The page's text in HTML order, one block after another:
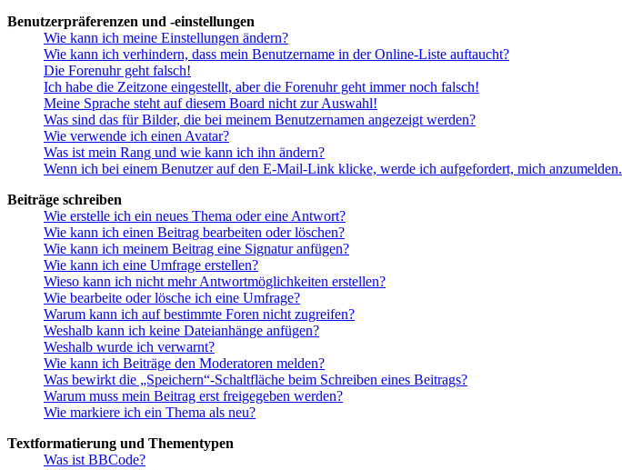
Benutzerpräferenzen und -einstellungen
Wie kann ich meine Einstellungen ändern?
Wie kann ich verhindern, dass mein Benutzername in der Online-Liste auftaucht?
Die Forenuhr geht falsch!
Ich habe die Zeitzone eingestellt, aber die Forenuhr geht immer noch falsch!
Meine Sprache steht auf diesem Board nicht zur Auswahl!
Was sind das für Bilder, die bei meinem Benutzernamen angezeigt werden?
Wie verwende ich einen Avatar?
Was ist mein Rang und wie kann ich ihn ändern?
Wenn ich bei einem Benutzer auf den E-Mail-Link klicke, werde ich aufgefordert, mich anzumelden.
Beiträge schreiben
Wie erstelle ich ein neues Thema oder eine Antwort?
Wie kann ich einen Beitrag bearbeiten oder löschen?
Wie kann ich meinem Beitrag eine Signatur anfügen?
Wie kann ich eine Umfrage erstellen?
Wieso kann ich nicht mehr Antwortmöglichkeiten erstellen?
Wie bearbeite oder lösche ich eine Umfrage?
Warum kann ich auf bestimmte Foren nicht zugreifen?
Weshalb kann ich keine Dateianhänge anfügen?
Weshalb wurde ich verwarnt?
Wie kann ich Beiträge den Moderatoren melden?
Was bewirkt die „Speichern“-Schaltfläche beim Schreiben eines Beitrags?
Warum muss mein Beitrag erst freigegeben werden?
Wie markiere ich ein Thema als neu?
Textformatierung und Thementypen
Was ist BBCode?